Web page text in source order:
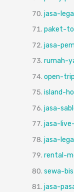
jasa-
paket-
jasa-
rumah-
open-
island-
jasa-
jasa-
jasa-
rental-
sewa-
jasa-